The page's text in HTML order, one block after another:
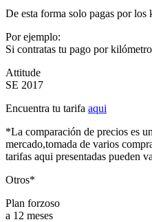
De esta forma solo pagas por los
Por ejemplo:
Si contratas tu pago por
Attitude
SE 2017
Encuentra tu tarifa aqui
*La comparación de precios es
mercado,tomada de varios
tarifas aqui presentadas pueden
Otros*
Plan forzoso
a 12 meses